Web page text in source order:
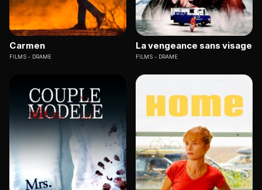
Carmen
FILMS DRAME
La vengeance sans visage
FILMS DRAME